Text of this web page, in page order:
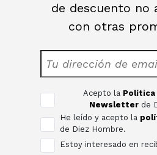
de descuento no
con otras
Acepto la Política
Newsletter de
He leído y acepto la
de Diez Hombre.
Estoy interesado en